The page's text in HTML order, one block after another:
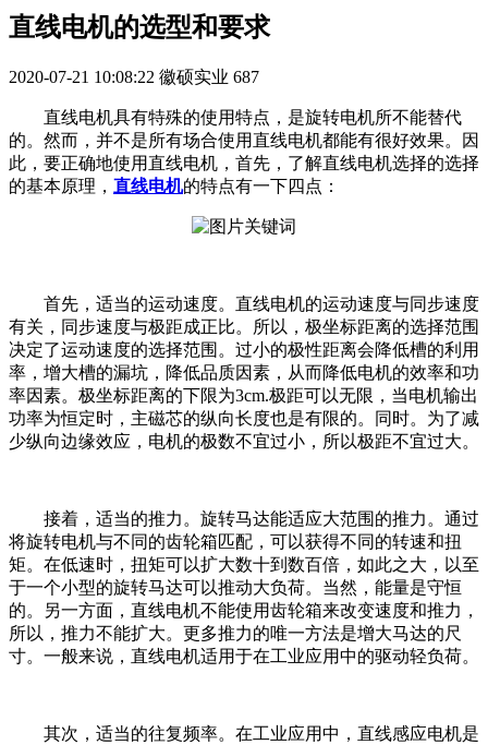
直线电机的选型和要求
2020-07-21 10:08:22 徽硕实业 687
直线电机具有特殊的使用特点，是旋转电机所不能替代
的。然而，并不是所有场合使用直线电机都能有很好效果。因
此，要正确地使用直线电机，首先，了解直线电机选择的选择
的基本原理， 直线电机的特点有一下四点：
首先，适当的运动速度。直线电机的运动速度与同步速度
有关，同步速度与极距成正比。所以，极坐标距离的选择范围
决定了运动速度的选择范围。过小的极性距离会降低槽的利用
率，增大槽的漏坑，降低品质因素，从而降低电机的效率和功
率因素。极坐标距离的下限为3cm.极距可以无限，当电机输出
功率为恒定时，主磁芯的纵向长度也是有限的。同时。为了减
少纵向边缘效应，电机的极数不宜过小，所以极距不宜过大。
接着，适当的推力。旋转马达能适应大范围的推力。通过
将旋转电机与不同的齿轮箱匹配，可以获得不同的转速和扭
矩。在低速时，扭矩可以扩大数十到数百倍，如此之大，以至
于一个小型的旋转马达可以推动大负荷。当然，能量是守恒
的。另一方面，直线电机不能使用齿轮箱来改变速度和推力，
所以，推力不能扩大。更多推力的唯一方法是增大马达的尺
寸。一般来说，直线电机适用于在工业应用中的驱动轻负荷。
其次，适当的往复频率。在工业应用中，直线感应电机是